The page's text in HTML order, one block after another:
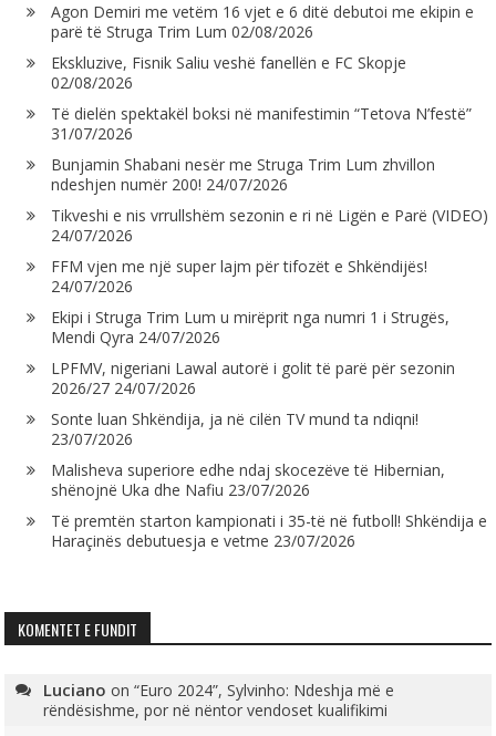
Agon Demiri me vetëm 16 vjet e 6 ditë debutoi me ekipin e
parë të Struga Trim Lum 02/08/2026
Ekskluzive, Fisnik Saliu veshë fanellën e FC Skopje
02/08/2026
Të dielën spektakël boksi në manifestimin “Tetova N’festë”
31/07/2026
Bunjamin Shabani nesër me Struga Trim Lum zhvillon
ndeshjen numër 200! 24/07/2026
Tikveshi e nis vrrullshëm sezonin e ri në Ligën e Parë (VIDEO)
24/07/2026
FFM vjen me një super lajm për tifozët e Shkëndijës!
24/07/2026
Ekipi i Struga Trim Lum u mirëprit nga numri 1 i Strugës,
Mendi Qyra 24/07/2026
LPFMV, nigeriani Lawal autorë i golit të parë për sezonin
2026/27 24/07/2026
Sonte luan Shkëndija, ja në cilën TV mund ta ndiqni!
23/07/2026
Malisheva superiore edhe ndaj skocezëve të Hibernian,
shënojnë Uka dhe Nafiu 23/07/2026
Të premtën starton kampionati i 35-të në futboll! Shkëndija e
Haraçinës debutuesja e vetme 23/07/2026
KOMENTET E FUNDIT
Luciano on“Euro 2024”, Sylvinho: Ndeshja më e
rëndësishme, por në nëntor vendoset kualifikimi